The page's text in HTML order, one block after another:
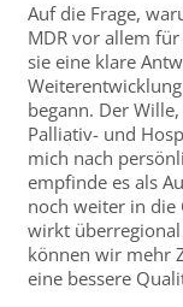
Auf die Frage,
MDR vor allem
sie eine klare
begann. Der
Palliativ- und
mich nach
empfinde es als
noch weiter in die
wirkt
können wir mehr
eine bessere